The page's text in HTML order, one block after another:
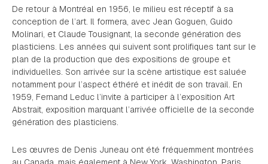
De retour à Montréal en 1956, le milieu est réceptif à sa
conception de l’art. Il formera, avec Jean Goguen, Guido
Molinari, et Claude Tousignant, la seconde génération des
plasticiens. Les années qui suivent sont prolifiques tant sur le
plan de la production que des expositions de groupe et
individuelles. Son arrivée sur la scène artistique est saluée
notamment pour l’aspect éthéré et inédit de son travail. En
1959, Fernand Leduc l’invite à participer à l’exposition Art
Abstrait, exposition marquant l’arrivée officielle de la seconde
génération des plasticiens.
Les œuvres de Denis Juneau ont été fréquemment montrées